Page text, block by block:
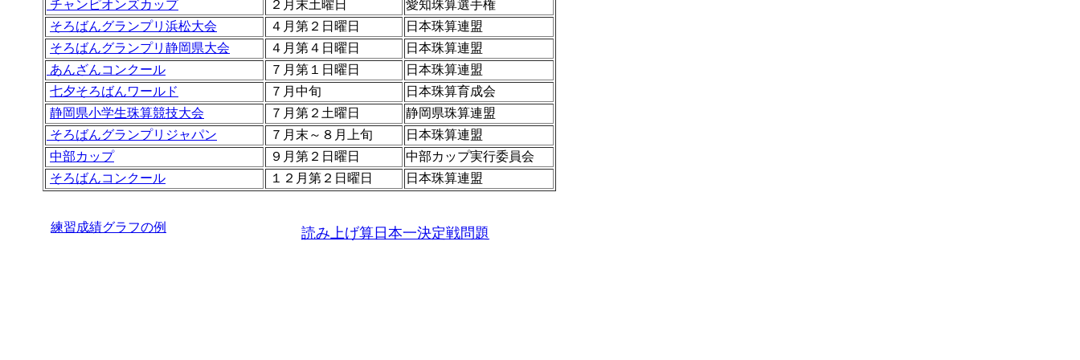
チャンピオンズカップ ２月末土曜日
愛知珠算選手権
そろばんグランプリ浜松大会
４月第２日曜日
日本珠算連盟
そろばんグランプリ静岡県大会
４月第４日曜日
日本珠算連盟
あんざんコンクール
７月第１日曜日
日本珠算連盟
七夕そろばんワールド
７月中旬
日本珠算育成会
静岡県小学生珠算競技大会
７月第２土曜日
静岡県珠算連盟
そろばんグランプリジャパン
７月末～８月上旬
日本珠算連盟
中部カップ
９月第２日曜日
中部カップ実行委員会
そろばんコンクール
１２月第２日曜日 日本珠算連盟
練習成績グラフの例 読み上げ算日本一決定戦問題